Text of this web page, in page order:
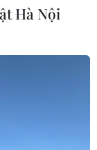
Hà Nội